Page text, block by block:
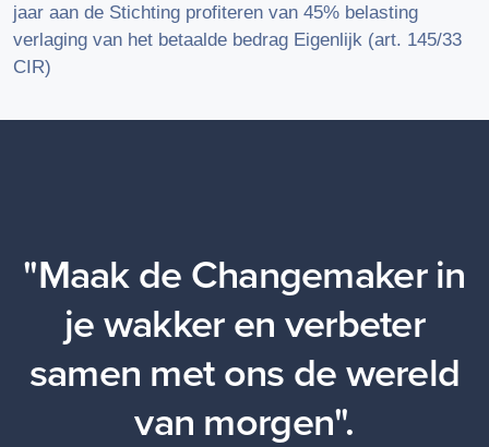
jaar aan de Stichting profiteren van 45% belasting
verlaging van het betaalde bedrag Eigenlijk (art. 145/33
CIR)
"Maak de Changemaker in
je wakker en verbeter
samen met ons de wereld
van morgen".